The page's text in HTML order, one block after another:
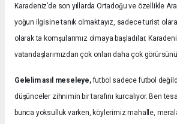
Karadeniz’de son yıllarda Ortadoğu ve özellikle
yoğun ilgisine tanık olmaktayız, sadece turist
olarak ta komşularımız olmaya başladılar.
vatandaşlarımızdan çok onları daha çok
Gelelim asıl meseleye,futbol sadece futbol
düşünceler zihnimin bir tarafını kurcalıyor. Ben
bunca yoksulluk varken, köylerimiz mahalle,